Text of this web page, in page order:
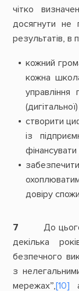
чітко
досягнути не
результатів, в
кожний
кожна
створити
із
фінансувати
довіру
7До
декілька
безпечного
з
мережах”,[10]